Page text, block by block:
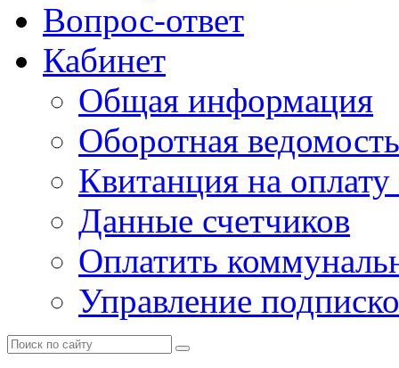
Вопрос-ответ
Кабинет
Общая информация
Оборотная ведомость
Квитанция на
Данные счетчиков
Оплатить
Управление